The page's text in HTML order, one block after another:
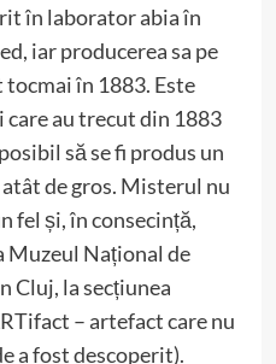
în laborator abia în
iar producerea sa pe
în 1883. Este
care au trecut din 1883
să se fi produs un
de gros. Misterul nu
fel și, în consecință,
Muzeul Național de
Cluj, la secțiunea
– artefact care nu
a fost descoperit).